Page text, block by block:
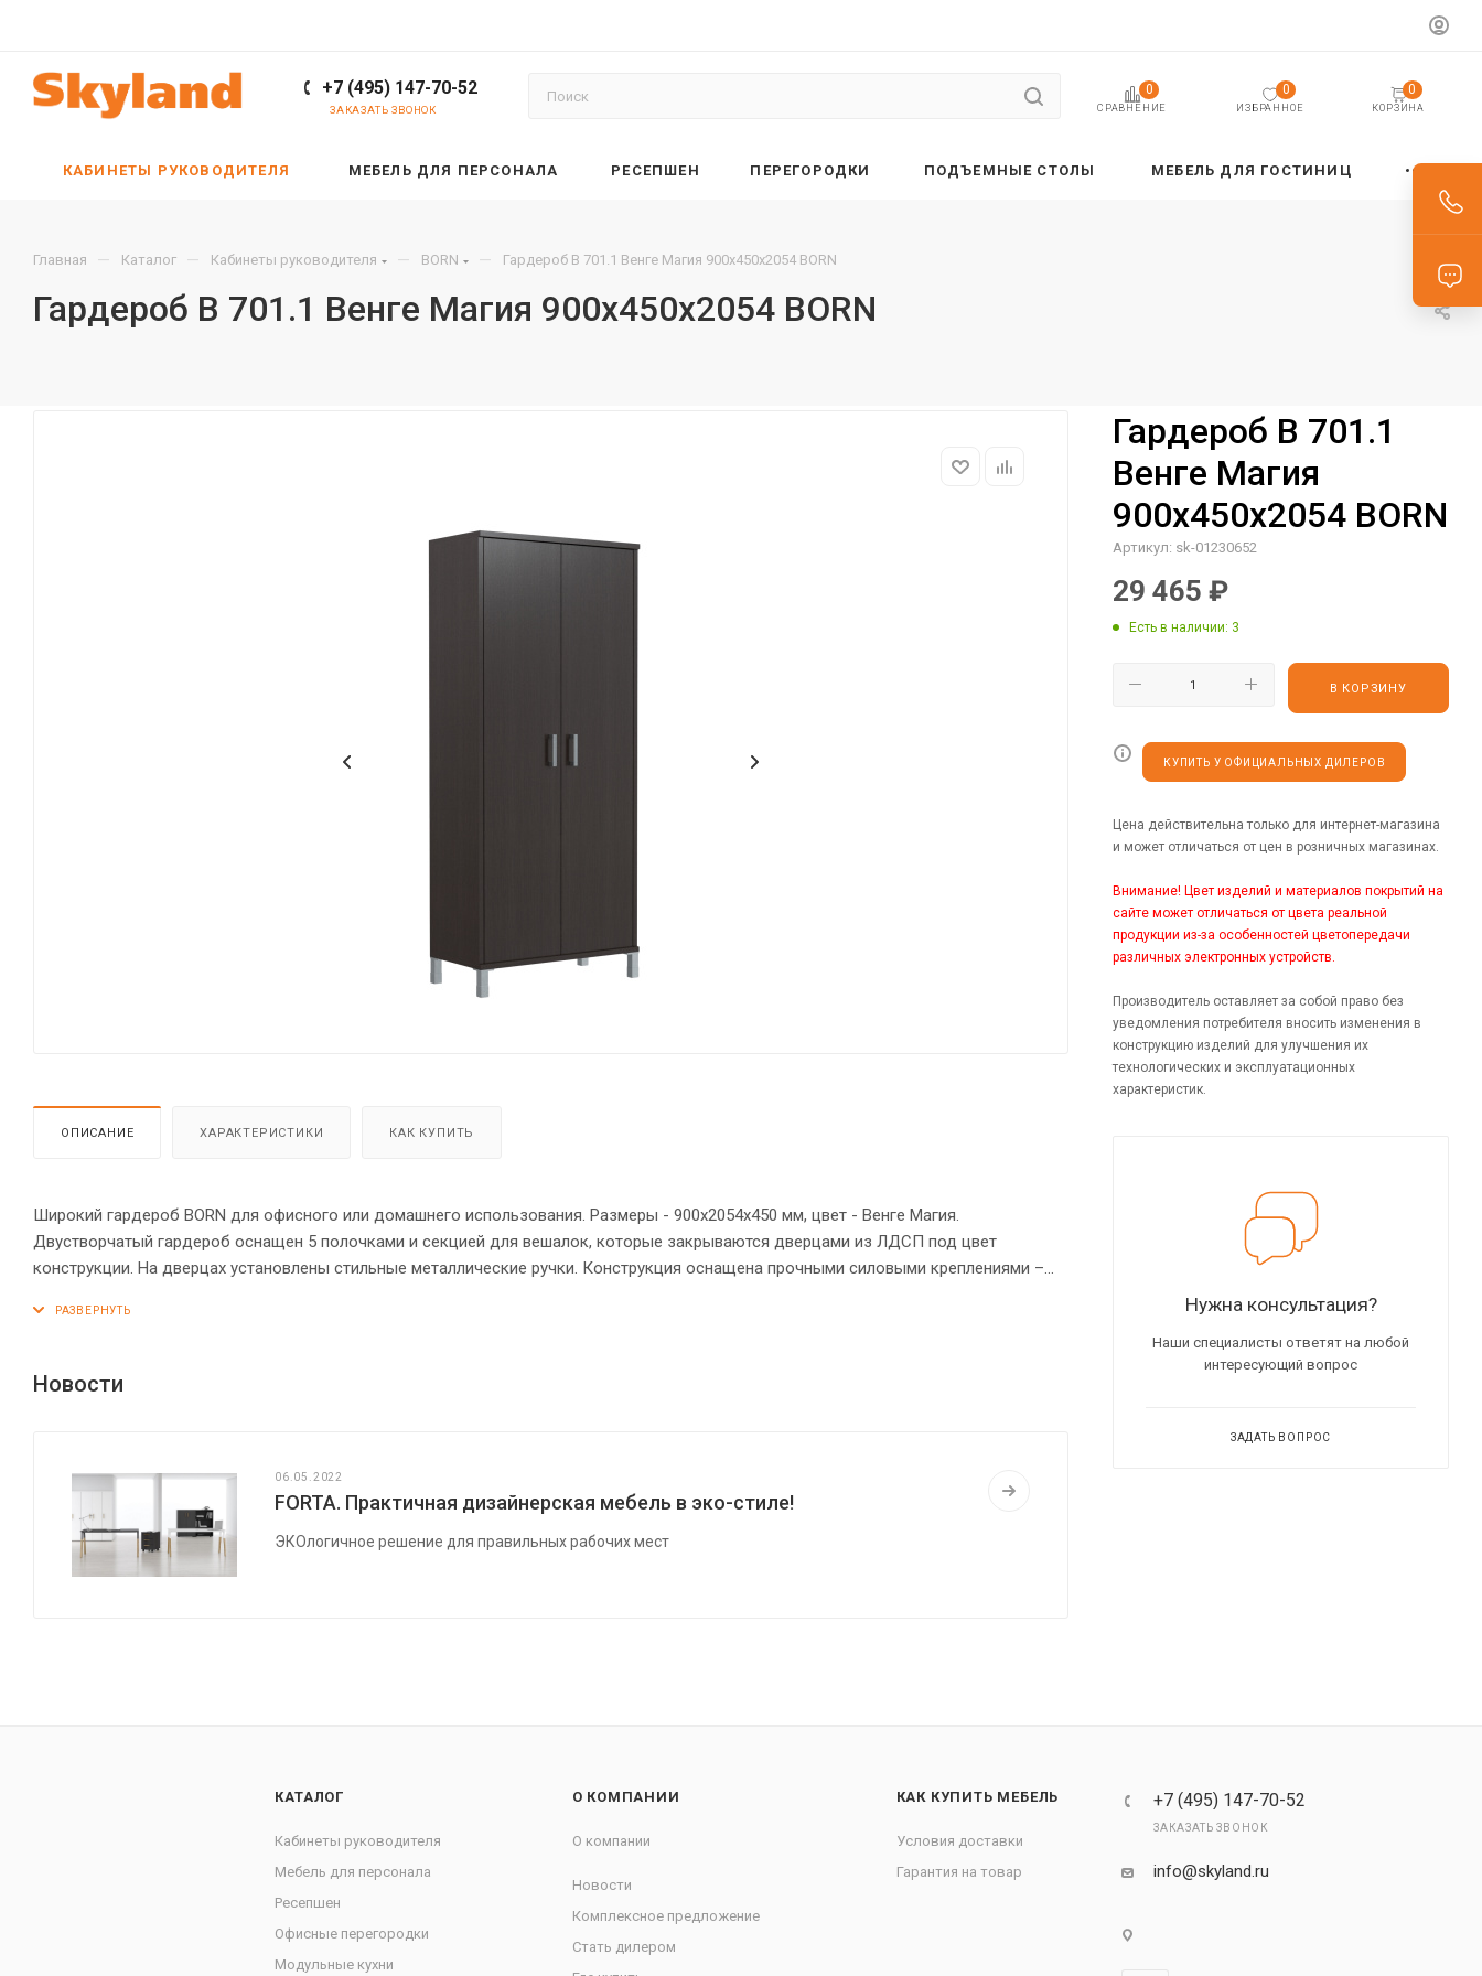
+7 (495) 147-70-52
ЗАКАЗАТЬ ЗВОНОК СРАВНЕНИЕ
0
ИЗБРАННОЕ
0
КОРЗИНА
0
КАБИНЕТЫ РУКОВОДИТЕЛЯ МЕБЕЛЬ ДЛЯ ПЕРСОНАЛА РЕСЕПШЕН ПЕРЕГОРОДКИ ПОДЪЕМНЫЕ СТОЛЫ МЕБЕЛЬ ДЛЯ ГОСТИНИЦ
Главная — Каталог — Кабинеты руководителя — BORN — Гардероб B 701.1 Венге Магия 900х450х2054 BORN
Гардероб B 701.1 Венге Магия 900х450х2054 BORN
ОПИСАНИЕ ХАРАКТЕРИСТИКИ КАК КУПИТЬ
Широкий гардероб BORN для офисного или домашнего использования. Размеры - 900х2054х450 мм, цвет - Венге Магия.
Двустворчатый гардероб оснащен 5 полочками и секцией для вешалок, которые закрываются дверцами из ЛДСП под цвет
конструкции. На дверцах установлены стильные металлические ручки. Конструкция оснащена прочными силовыми креплениями –
высоте опоры обеспечат гардеробу устойчивость на неровном полу.
Новости
06.05.2022
FORTA. Практичная дизайнерская мебель в эко-стиле!
ЭКОлогичное решение для правильных рабочих мест
Гардероб B 701.1
Венге Магия
900х450х2054 BORN
Артикул: sk-01230652
29 465 ₽
Есть в наличии: 3
В КОРЗИНУ
КУПИТЬ У ОФИЦИАЛЬНЫХ ДИЛЕРОВ
Цена действительна только для интернет-магазина
и может отличаться от цен в розничных магазинах.
Внимание! Цвет изделий и материалов покрытий на
сайте может отличаться от цвета реальной
продукции из-за особенностей цветопередачи
различных электронных устройств.
Производитель оставляет за собой право без
уведомления потребителя вносить изменения в
конструкцию изделий для улучшения их
технологических и эксплуатационных
характеристик.
Нужна консультация?
Наши специалисты ответят на любой
интересующий вопрос
ЗАДАТЬ ВОПРОС
КАТАЛОГ
Кабинеты руководителя
Мебель для персонала
Ресепшен
Офисные перегородки
Модульные кухни
О КОМПАНИИ
О компании
Новости
Комплексное предложение
Стать дилером
КАК КУПИТЬ МЕБЕЛЬ
Условия доставки
Гарантия на товар
+7 (495) 147-70-52
ЗАКАЗАТЬ ЗВОНОК
info@skyland.ru